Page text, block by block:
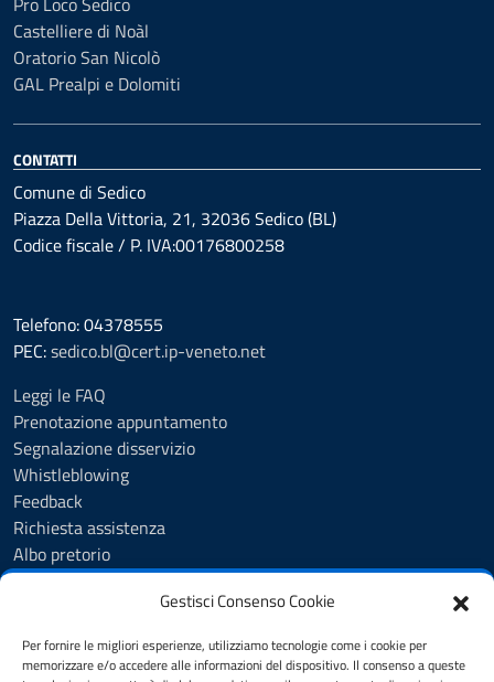
Gestisci Consenso Cookie
Per fornire le migliori esperienze, utilizziamo tecnologie come i cookie per
memorizzare e/o accedere alle informazioni del dispositivo. Il consenso a queste
Castelliere di Noàl
Oratorio San Nicolò
GAL Prealpi e Dolomiti
CONTATTI
Comune di Sedico
Piazza Della Vittoria, 21, 32036 Sedico (BL)
Codice fiscale / P. IVA:00176800258
Telefono: 04378555
PEC:sedico.bl@cert.ip-veneto.net
Leggi le FAQ
Prenotazione appuntamento
Segnalazione disservizio
Whistleblowing
Feedback
Richiesta assistenza
Albo pretorio
Amministrazione trasparente
Trattamento dati personali
Dichiarazione di accessibilità